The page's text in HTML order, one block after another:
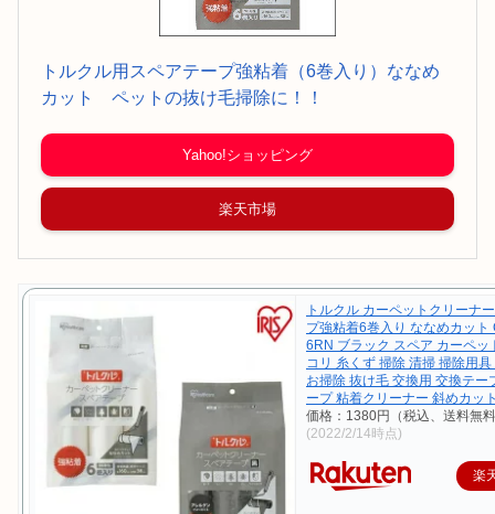
トルクル用スペアテープ強粘着（6巻入り）ななめ
カット ペットの抜け毛掃除に！！
Yahoo!ショッピング
楽天市場
トルクル カーペットクリーナ
プ強粘着6巻入り ななめカット
6RN ブラック スペア カーペッ
コリ 糸くず 掃除 清掃 掃除用
お掃除 抜け毛 交換用 交換テー
ープ 粘着クリーナー 斜めカッ
価格：1380円（税込、送料無
(2022/2/14時点)
楽